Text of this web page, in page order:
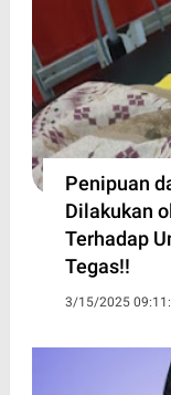
Penipuan
Dilakukan
Terhadap
Tegas!!
3/15/2025